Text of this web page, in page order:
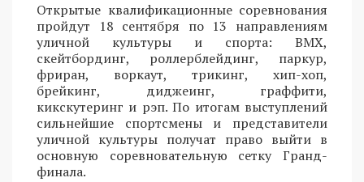
Открытые квалификационные соревнования
пройдут 18 сентября по 13 направлениям
уличной культуры и спорта: BMX,
скейтбординг, роллерблейдинг, паркур,
фриран, воркаут, трикинг, хип-хоп,
брейкинг, диджеинг, граффити,
кикскутеринг и рэп. По итогам выступлений
сильнейшие спортсмены и представители
уличной культуры получат право выйти в
основную соревновательную сетку Гранд-
финала.